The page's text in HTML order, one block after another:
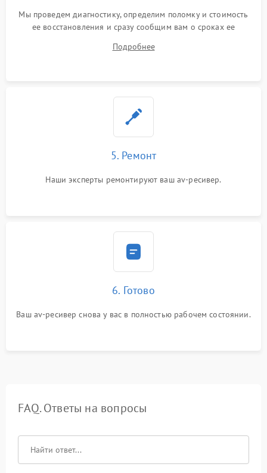
Мы проведем диагностику, определим поломку и стоимость
ее восстановления и сразу сообщим вам о сроках ее
Подробнее
5. Ремонт
Наши эксперты ремонтируют ваш av-ресивер.
6. Готово
Ваш av-ресивер снова у вас в полностью рабочем состоянии.
FAQ. Ответы на вопросы